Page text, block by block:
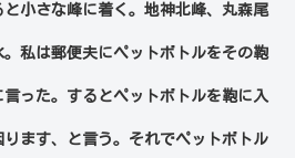
小さな峰に着く。地神北峰、丸森尾
私は郵便夫にペットボトルをその鞄
った。するとペットボトルを鞄に入
ます、と言う。それでペットボトル